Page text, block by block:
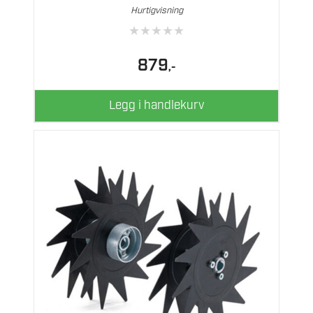
Hurtigvisning
★★★★★
879,-
Legg i handlekurv